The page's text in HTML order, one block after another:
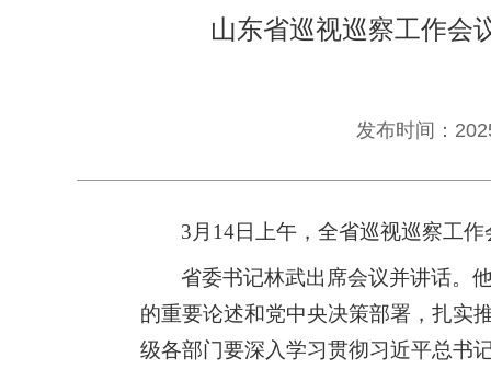
山东省巡视巡察工作会
发布时间：
3月14日上午，全省巡视巡察工
省委书记林武出席会议并讲话。
的重要论述和党中央决策部署，扎实
级各部门要深入学习贯彻习近平总书